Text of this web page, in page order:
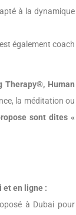
à la dynamique
également coach
Therapy®, Human
la méditation ou
sont dites «
et en ligne :
à Dubai pour